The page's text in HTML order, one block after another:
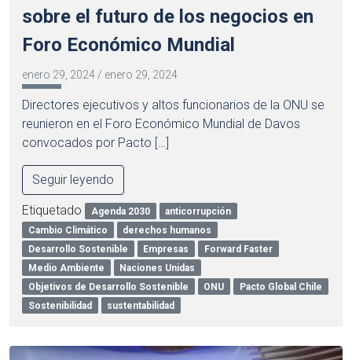
sobre el futuro de los negocios en
Foro Económico Mundial
enero 29, 2024 / enero 29, 2024
Directores ejecutivos y altos funcionarios de la ONU se
reunieron en el Foro Económico Mundial de Davos
convocados por Pacto […]
Seguir leyendo
Etiquetado Agenda 2030
anticorrupción
Cambio Climático
derechos humanos
Desarrollo Sostenible
Empresas
Forward Faster
Medio Ambiente
Naciones Unidas
Objetivos de Desarrollo Sostenible
ONU
Pacto Global Chile
Sostenibilidad
sustentabilidad